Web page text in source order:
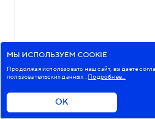
МЫ ИСПОЛЬЗУЕМ COOKIE
Продолжая использовать наш сайт, вы даете
пользовательских данных . Подробнее...
ОК